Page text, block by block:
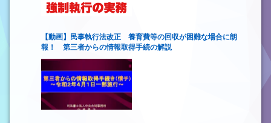
【動画】民事執行法改正 養育費等の回収が困難な場合に朗
報！ 第三者からの情報取得手続の解説